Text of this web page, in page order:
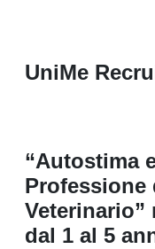
UniMe
“Autostima
Professione
dal 1 al 5